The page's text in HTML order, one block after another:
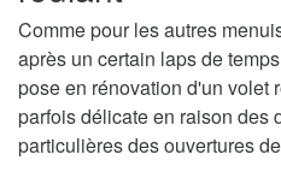
Comme pour les autres
après un certain laps de
pose en rénovation d'un volet
parfois délicate en raison des
particulières des ouvertures